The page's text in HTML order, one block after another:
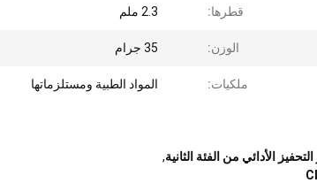
قطرها: 2.3 ملم
الوزن: 35 جرام
ملكيات: المواد الطبية ومستلزماتها
الأدائي من الفئة الثانية,